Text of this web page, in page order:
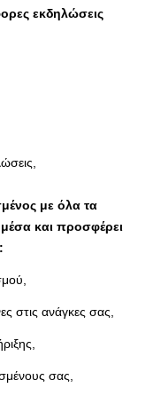
εκδηλώσεις
με όλα τα
και προσφέρει
στις ανάγκες σας,
σας,